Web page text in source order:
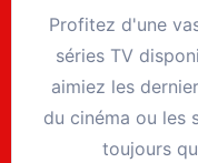
Profitez d'une
séries TV
aimiez les
du cinéma ou les
toujours